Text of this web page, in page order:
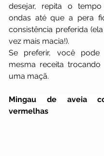
desejar, repita o
ondas até que a pera
consistência preferida
vez mais macia!).
Se preferir, você pode
mesma receita
uma maçã.
Mingau de aveia
vermelhas